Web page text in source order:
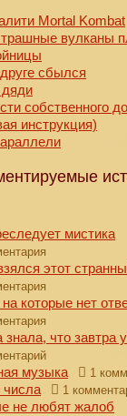
Mortal Kombat
вулканы
сбылся
собственного
инструкция)
мистика
этот
которые нет
что завтра
музыка 1
числа 1
не любят жалоб